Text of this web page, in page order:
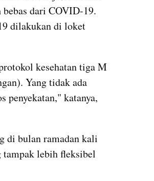
dari COVID-19.
dilakukan di loket
kesehatan tiga M
Yang tidak ada
penyekatan," katanya,
di bulan ramadan kali
tampak lebih fleksibel